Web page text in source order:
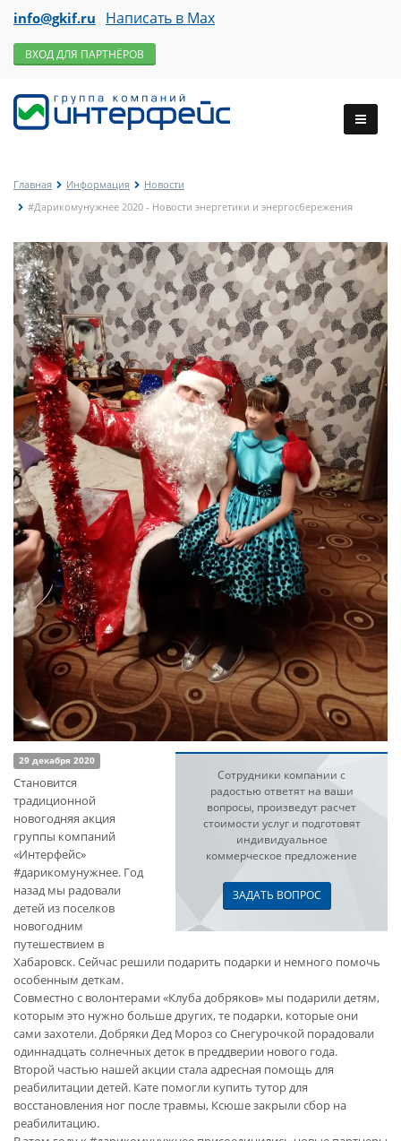
info@gkif.ru Написать в Max
ВХОД ДЛЯ ПАРТНЁРОВ
Главная Информация
Новости
#Дарикомунужнее 2020 - Новости энергетики и энергосбережения
Сотрудники компании с
радостью ответят на ваши
вопросы, произведут расчет
стоимости услуг и подготовят
индивидуальное
коммерческое предложение
ЗАДАТЬ ВОПРОС
29 декабря 2020
Становится
традиционной
новогодняя акция
группы компаний
«Интерфейс»
#дарикомунужнее. Год
назад мы радовали
детей из поселков
новогодним
путешествием в
Хабаровск. Сейчас решили подарить подарки и немного помочь
особенным деткам.
Совместно с волонтерами «Клуба добряков» мы подарили детям,
которым это нужно больше других, те подарки, которые они
сами захотели. Добряки Дед Мороз со Снегурочкой порадовали
одиннадцать солнечных деток в преддверии нового года.
Второй частью нашей акции стала адресная помощь для
реабилитации детей. Кате помогли купить тутор для
восстановления ног после травмы, Ксюше закрыли сбор на
реабилитацию.